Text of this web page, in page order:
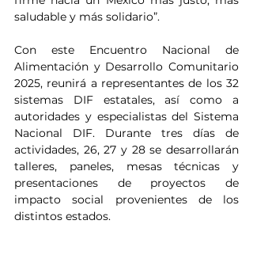
saludable y más solidario”.
Con este Encuentro Nacional de
Alimentación y Desarrollo Comunitario
2025, reunirá a representantes de los 32
sistemas DIF estatales, así como a
autoridades y especialistas del Sistema
Nacional DIF. Durante tres días de
actividades, 26, 27 y 28 se desarrollarán
talleres, paneles, mesas técnicas y
presentaciones de proyectos de
impacto social provenientes de los
distintos estados.